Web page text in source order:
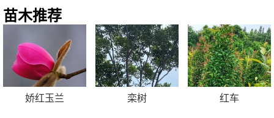
苗木推荐
娇红玉兰 栾树 红车